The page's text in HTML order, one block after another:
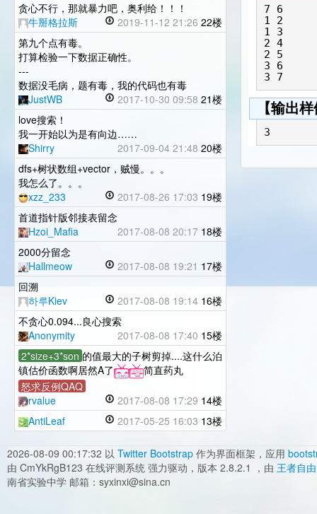
贪心不行，那就暴力吧，奥利给！！！
牛掰格拉斯
2019-11-12 21:26 22楼
第九个点有毒。
打算检验一下数据正确性。
---
数据没毛病，题有毒，我的代码也有毒
JustWB
2017-10-30 09:58 21楼
love搜索！
我一开始以为是有向边……
Shirry
2017-09-04 21:48 20楼
dfs+树状数组+vector，贼慢。。。
我怎么了。。。
xzz_233
2017-08-26 17:03 19楼
首道指针版邻接表留念
Hzoi_Mafia
2017-08-08 20:17 18楼
2000分留念
Hallmeow
2017-08-08 19:21 17楼
回溯
하루Kiev
2017-08-08 19:14 16楼
不贪心0.094...良心搜索
Anonymity
2017-08-08 17:40 15楼
2*size+3*son 的值最大的子树剪掉....这什么泊
镇估价函数啊居然A了
简直药丸
怒求反例QAQ
rvalue
2017-08-08 17:29 14楼
AntiLeaf
2017-05-25 16:03 13楼
7 6
1 2
1 3
2 4
2 5
3 6
【输出
2026-08-09 00:17:32 以 Twitter Bootstrap 作为界面框架，应用
由 CmYkRgB123 在线评测系统 强力驱动，版本 2.8.2.1 ，由 王者自由
南省实验中学 邮箱：syxinxi@sina.cn